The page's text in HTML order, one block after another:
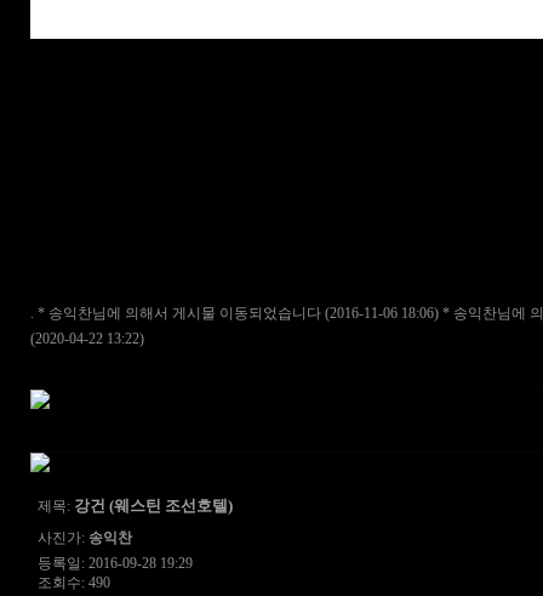
. * 송익찬님에 의해서 게시물 이동되었습니다 (2016-11-06 18:06) * 송익찬님
(2020-04-22 13:22)
제목: 강건 (웨스틴 조선호텔)
사진가: 송익찬
등록일: 2016-09-28 19:29
조회수: 490